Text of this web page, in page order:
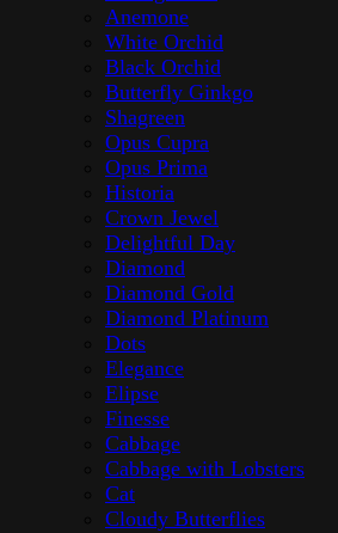
Anemone
White Orchid
Black Orchid
Butterfly Ginkgo
Shagreen
Opus Cupra
Opus Prima
Historia
Crown Jewel
Delightful Day
Diamond
Diamond Gold
Diamond Platinum
Dots
Elegance
Elipse
Finesse
Cabbage
Cabbage with Lobsters
Cat
Cloudy Butterflies